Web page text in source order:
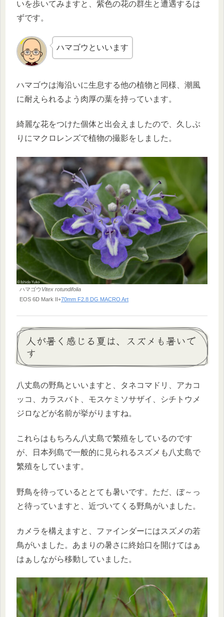
いを歩いてみますと、紫色の花の群生と遭遇するは
ずです。
ハマゴウといいます
ハマゴウは海沿いに生息する他の植物と同様、潮風
に耐えられるよう肉厚の葉を持っています。
綺麗な花をつけた個体と出会えましたので、久しぶ
りにマクロレンズで植物の撮影をしました。
ハマゴウVitex rotundifolia
EOS 6D Mark II+70mm F2.8 DG MACRO Art
人が暑く感じる夏は、スズメも暑いで
す
八丈島の野鳥といいますと、タネコマドリ、アカコ
ッコ、カラスバト、モスケミソサザイ、シチトウメ
ジロなどが名前が挙がりますね。
これらはもちろん八丈島で繁殖をしているのです
が、日本列島で一般的に見られるスズメも八丈島で
繁殖をしています。
野鳥を待っているととても暑いです。ただ、ぼ～っ
と待っていますと、近づいてくる野鳥がいました。
カメラを構えますと、ファインダーにはスズメの若
鳥がいました。あまりの暑さに終始口を開けてはぁ
はぁしながら移動していました。